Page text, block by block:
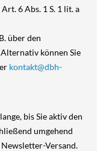
6 Abs. 1 S. 1 lit. a
über den
können Sie
kontakt@dbh-
bis Sie aktiv den
umgehend
Versand.